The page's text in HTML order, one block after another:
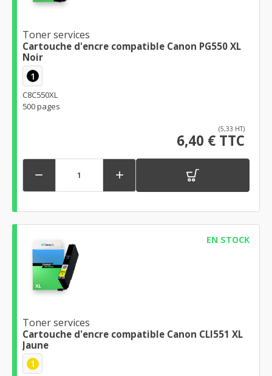
Toner services
Cartouche d'encre compatible Canon PG550 XL
Noir
1
C8C550XL
500 pages
(5,33 HT)
6,40 € TTC
 
EN STOCK
Toner services
Cartouche d'encre compatible Canon CLI551 XL
Jaune
1